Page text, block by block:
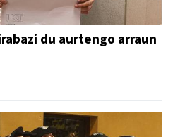
du aurtengo arraun